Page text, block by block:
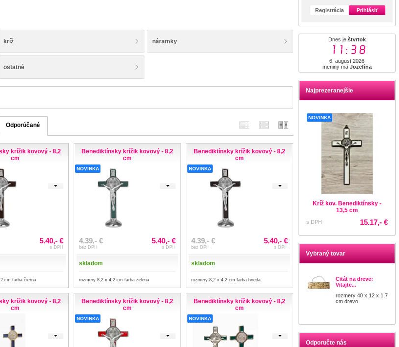
Registrácia Prihlásiť
Dnes je štvrtok
11:38
6. august 2026
meniny má Jozefína
Najprezeranejšie
NOVINKA
Kríž kov. Benediktínsky -
13,5 cm
s DPH 15.17,- €
Vybraný tovar
Citát na dreve:
Vitajte...
rozmery 40 x 12 x 1,7
cm drevo
Odporučte nás
kríž náramky
ostatné
Odporúčané
krížik kovový - 8,2
cm
5.40,- €
s DPH
cm farba čierna
Benediktínsky krížik kovový - 8,2
cm
NOVINKA
4.39,- €
bez DPH
5.40,- €
s DPH
skladom
rozmery 8,2 x 4,2 cm farba zelena
Benediktínsky krížik kovový - 8,2
cm
NOVINKA
4.39,- €
bez DPH
5.40,- €
s DPH
skladom
rozmery 8,2 x 4,2 cm farba hneda
krížik kovový - 8,2
cm
Benediktínsky krížik kovový - 8,2
cm
NOVINKA
Benediktínsky krížik kovový - 8,2
cm
NOVINKA